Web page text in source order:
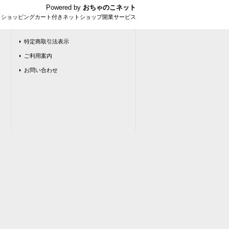
Powered by おちゃのこネット
ョッピングカート付きネットショップ開業サービス
特定商取引法表示
ご利用案内
お問い合わせ